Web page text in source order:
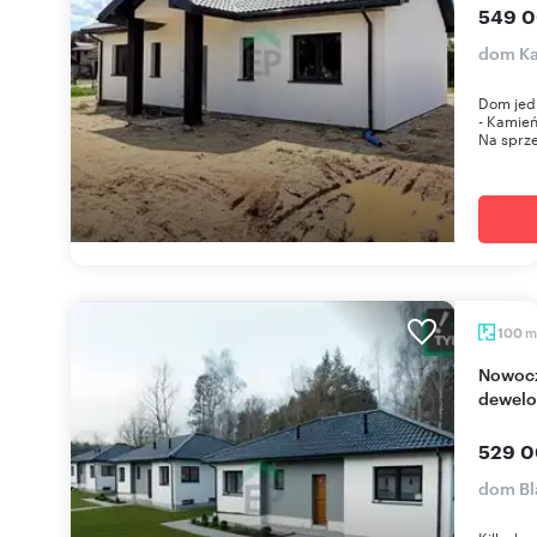
549
dom
Dom
-
Na
100 m
Nowoczesny dom 100 m2 z ogrodem - stan
529
dom